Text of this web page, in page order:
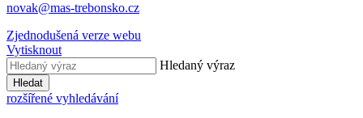
novak@mas-trebonsko.cz
Zjednodušená verze webu
Vytisknout
Hledaný výraz
Hledat
rozšířené vyhledávání